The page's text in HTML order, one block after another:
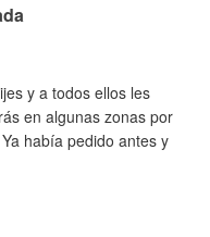
y a todos ellos les
en algunas zonas por
había pedido antes y